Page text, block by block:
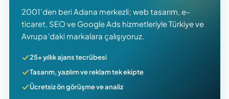
2001’den beri Adana merkezli; web tasarım, e-
ticaret, SEO ve Google Ads hizmetleriyle Türkiye ve
Avrupa’daki markalara çalışıyoruz.
25+ yıllık ajans tecrübesi
Tasarım, yazılım ve reklam tek ekipte
Ücretsiz ön görüşme ve analiz